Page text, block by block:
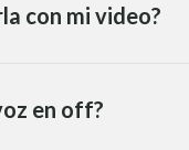
con mi video?
en off?